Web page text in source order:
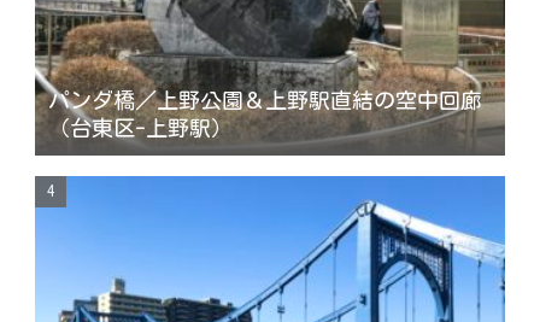
パンダ橋／上野公園＆上野駅直結の空中回廊
（台東区-上野駅）